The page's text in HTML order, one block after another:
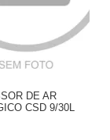
DE AR
CSD 9/30L